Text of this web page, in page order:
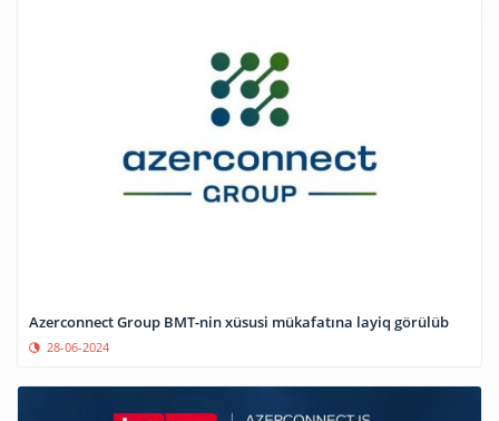
Azerconnect Group BMT-nin xüsusi mükafatına layiq görülüb
28-06-2024